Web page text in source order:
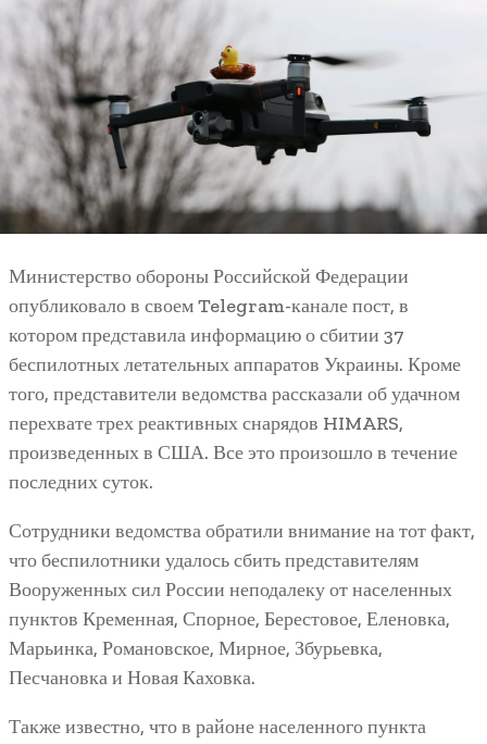
Министерство обороны Российской Федерации
опубликовало в своем Telegram-канале пост, в
котором представила информацию о сбитии 37
беспилотных летательных аппаратов Украины. Кроме
того, представители ведомства рассказали об удачном
перехвате трех реактивных снарядов HIMARS,
произведенных в США. Все это произошло в течение
последних суток.
Сотрудники ведомства обратили внимание на тот факт,
что беспилотники удалось сбить представителям
Вооруженных сил России неподалеку от населенных
пунктов Кременная, Спорное, Берестовое, Еленовка,
Марьинка, Романовское, Мирное, Збурьевка,
Песчановка и Новая Каховка.
Также известно, что в районе населенного пункта